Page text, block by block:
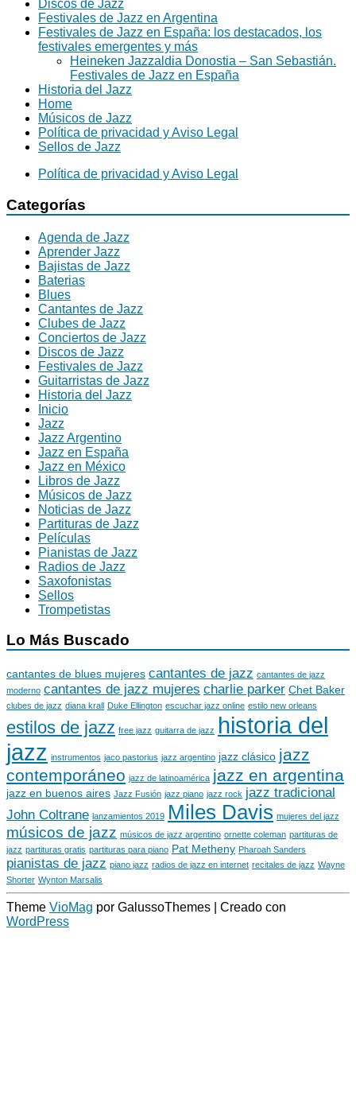
Discos de Jazz
Festivales de Jazz en Argentina
Festivales de Jazz en España: los destacados, los
festivales emergentes y más
Heineken Jazzaldia Donostia – San Sebastián.
Festivales de Jazz en España
Historia del Jazz
Home
Músicos de Jazz
Política de privacidad y Aviso Legal
Sellos de Jazz
Política de privacidad y Aviso Legal
Categorías
Agenda de Jazz
Aprender Jazz
Bajistas de Jazz
Baterias
Blues
Cantantes de Jazz
Clubes de Jazz
Conciertos de Jazz
Discos de Jazz
Festivales de Jazz
Guitarristas de Jazz
Historia del Jazz
Inicio
Jazz
Jazz Argentino
Jazz en España
Jazz en México
Libros de Jazz
Músicos de Jazz
Noticias de Jazz
Partituras de Jazz
Películas
Pianistas de Jazz
Radios de Jazz
Saxofonistas
Sellos
Trompetistas
Lo Más Buscado
cantantes de blues mujeres cantantes de jazz cantantes de jazz
moderno cantantes de jazz mujeres charlie parker Chet Baker
clubes de jazz diana krall Duke Ellington escuchar jazz online estilo new orleans
estilos de jazz free jazz guitarra de jazz historia del
jazz instrumentos jaco pastorius jazz argentino jazz clásico jazz
contemporáneo jazz de latinoamérica jazz en argentina
jazz en buenos aires Jazz Fusión jazz piano jazz rock jazz tradicional
John Coltrane lanzamientos 2019 Miles Davis mujeres del jazz
músicos de jazz músicos de jazz argentino ornette coleman partituras de
jazz partituras gratis partituras para piano Pat Metheny Pharoah Sanders
pianistas de jazz piano jazz radios de jazz en internet recitales de jazz Wayne
Shorter Wynton Marsalis
Theme VioMag por GalussoThemes | Creado con
WordPress